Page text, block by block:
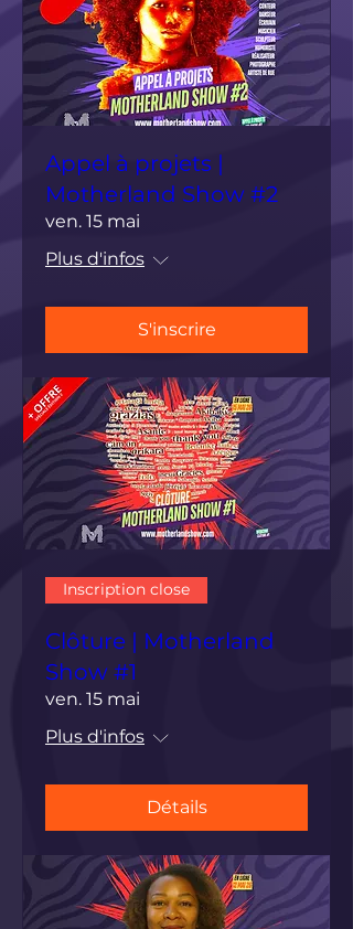
Appel à projets |
Motherland Show #2
ven. 15 mai
Plus d'infos
S'inscrire
Inscription close
Clôture | Motherland
Show #1
ven. 15 mai
Plus d'infos
Détails